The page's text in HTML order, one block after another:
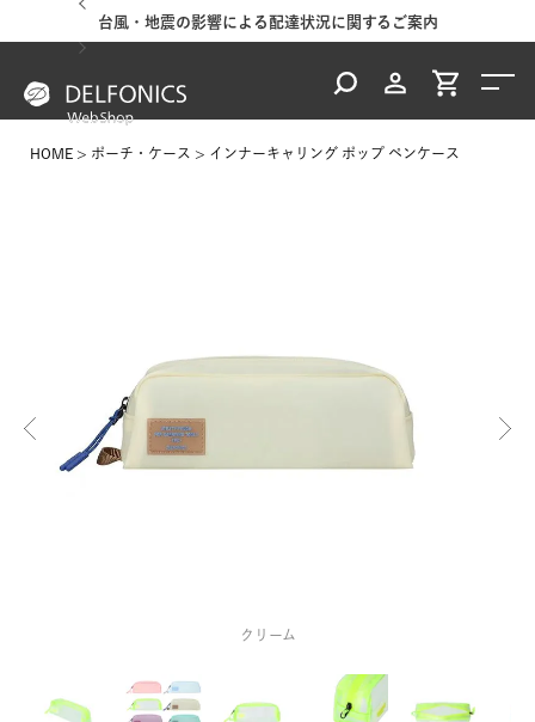
台風・地震の影響による配達状況に関するご案内
HOME ポーチ・ケース インナーキャリング ポップ ペンケース
クリーム